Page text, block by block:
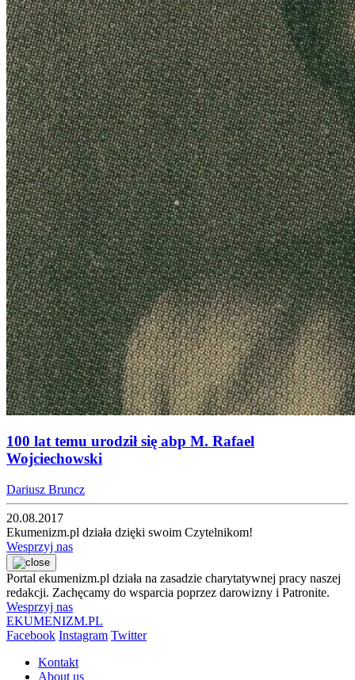
100 lat temu urodził się abp M. Rafael
Wojciechowski
Dariusz Bruncz
20.08.2017
Ekumenizm.pl działa dzięki swoim Czytelnikom!
Wesprzyj nas
Portal ekumenizm.pl działa na zasadzie charytatywnej pracy naszej
redakcji. Zachęcamy do wsparcia poprzez darowizny i Patronite.
Wesprzyj nas
EKUMENIZM.PL
Facebook Instagram Twitter
Kontakt
About us